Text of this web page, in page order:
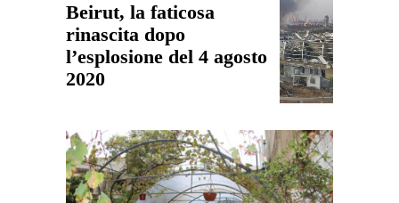
Beirut, la faticosa
rinascita dopo
l’esplosione del 4 agosto
2020